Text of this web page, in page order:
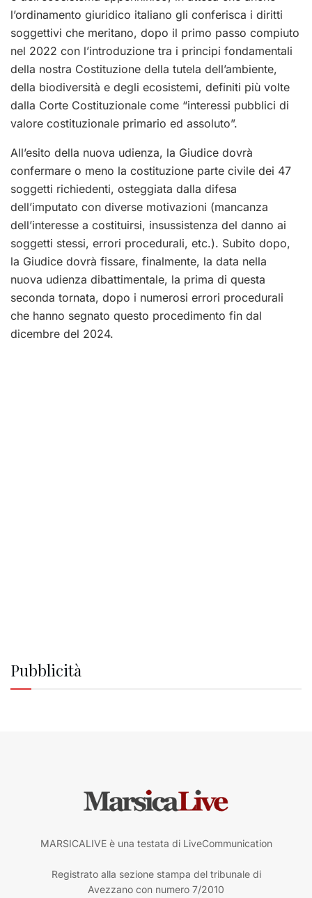
l’ordinamento giuridico italiano gli conferisca i diritti
soggettivi che meritano, dopo il primo passo compiuto
nel 2022 con l’introduzione tra i principi fondamentali
della nostra Costituzione della tutela dell’ambiente,
della biodiversità e degli ecosistemi, definiti più volte
dalla Corte Costituzionale come “interessi pubblici di
valore costituzionale primario ed assoluto”.
All’esito della nuova udienza, la Giudice dovrà
confermare o meno la costituzione parte civile dei 47
soggetti richiedenti, osteggiata dalla difesa
dell’imputato con diverse motivazioni (mancanza
dell’interesse a costituirsi, insussistenza del danno ai
soggetti stessi, errori procedurali, etc.). Subito dopo,
la Giudice dovrà fissare, finalmente, la data nella
nuova udienza dibattimentale, la prima di questa
seconda tornata, dopo i numerosi errori procedurali
che hanno segnato questo procedimento fin dal
dicembre del 2024.
Pubblicità
MARSICALIVE è una testata di LiveCommunication
Registrato alla sezione stampa del tribunale di
Avezzano con numero 7/2010